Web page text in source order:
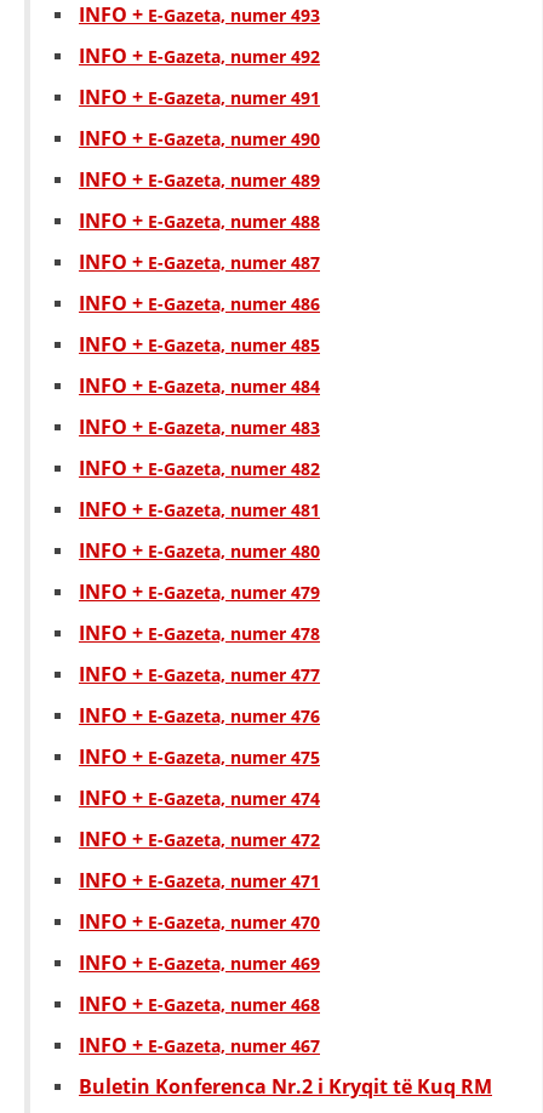
EKIPE PËRGJIGJE DISASTER
STACIONIN E UJIT SHPËTIMIT – VODNO
BASHKËPUNIM NDËRKOMBËTAR
MARRËVESHJE
PROJEKTE
SHËRBIMI PËR KËRKIM
VEPRIMTARI SHËNDETËSORE PREVENTIVE
KUSH JEMI NE
VEPRIMTARI
DORACAKË
STRATEGJI
MATERIAL EDUKATIVO INFORMATIV
BROCHURES
PRESENTATIONS
INFO + E-Gazeta, numer 493
INFO + E-Gazeta, numer 492
INFO + E-Gazeta, numer 491
INFO + E-Gazeta, numer 490
INFO + E-Gazeta, numer 489
INFO + E-Gazeta, numer 488
INFO + E-Gazeta, numer 487
INFO + E-Gazeta, numer 486
INFO + E-Gazeta, numer 485
INFO + E-Gazeta, numer 484
INFO + E-Gazeta, numer 483
INFO + E-Gazeta, numer 482
INFO + E-Gazeta, numer 481
INFO + E-Gazeta, numer 480
INFO + E-Gazeta, numer 479
INFO + E-Gazeta, numer 478
INFO + E-Gazeta, numer 477
INFO + E-Gazeta, numer 476
INFO + E-Gazeta, numer 475
INFO + E-Gazeta, numer 474
INFO + E-Gazeta, numer 472
INFO + E-Gazeta, numer 471
INFO + E-Gazeta, numer 470
INFO + E-Gazeta, numer 469
INFO + E-Gazeta, numer 468
INFO + E-Gazeta, numer 467
Buletin Konferenca Nr.2 i Kryqit të Kuq RM